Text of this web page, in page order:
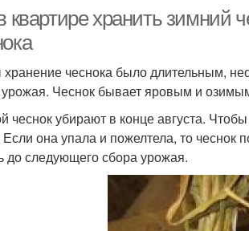
квартире хранить зимний
чеснока было длительным,
Чеснок бывает яровым и
чеснок убирают в конце августа.
Если она упала и пожелтела, то чеснок
до следующего сбора урожая.